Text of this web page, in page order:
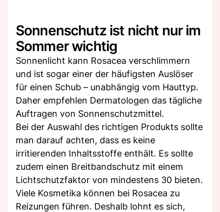
Sonnenschutz ist nicht nur im
Sommer wichtig
Sonnenlicht kann Rosacea verschlimmern
und ist sogar einer der häufigsten Auslöser
für einen Schub – unabhängig vom Hauttyp.
Daher empfehlen Dermatologen das tägliche
Auftragen von Sonnenschutzmittel.
Bei der Auswahl des richtigen Produkts sollte
man darauf achten, dass es keine
irritierenden Inhaltsstoffe enthält. Es sollte
zudem einen Breitbandschutz mit einem
Lichtschutzfaktor von mindestens 30 bieten.
Viele Kosmetika können bei Rosacea zu
Reizungen führen. Deshalb lohnt es sich,